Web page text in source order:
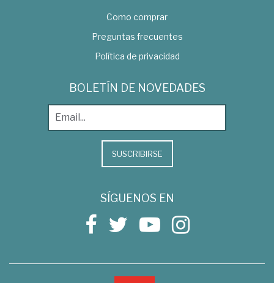
Como comprar
Preguntas frecuentes
Política de privacidad
BOLETÍN DE NOVEDADES
SUSCRIBIRSE
SÍGUENOS EN